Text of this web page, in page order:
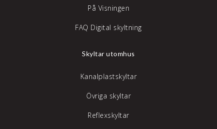
På Visningen
FAQ Digital skyltning
Skyltar utomhus
Kanalplastskyltar
Övriga skyltar
Reflexskyltar